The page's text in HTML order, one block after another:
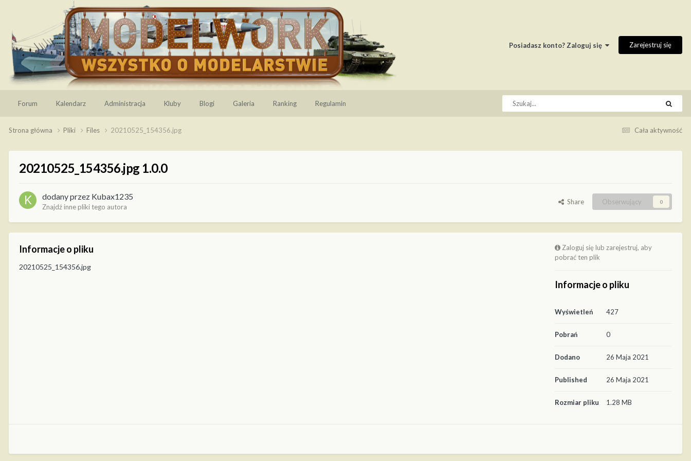
Posiadasz konto? Zaloguj się Zarejestruj się
Forum Kalendarz Administracja Kluby Blogi Galeria Ranking Regulamin
Cała aktywność
Strona główna Pliki Files 20210525_154356.jpg
20210525_154356.jpg 1.0.0
dodany przez Kubax1235
Znajdź inne pliki tego autora
Share Obserwujący 0
Informacje o pliku
20210525_154356.jpg
Zaloguj się lub zarejestruj, aby
pobrać ten plik
Informacje o pliku
Wyświetleń 427
Pobrań 0
Dodano 26 Maja 2021
Published 26 Maja 2021
Rozmiar pliku 1.28 MB